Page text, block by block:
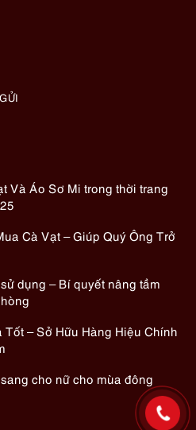
Và Áo Sơ Mi trong thời trang
Cà Vạt – Giúp Quý Ông Trở
dụng – Bí quyết nâng tầm
– Sở Hữu Hàng Hiệu Chính
cho nữ cho mùa đông